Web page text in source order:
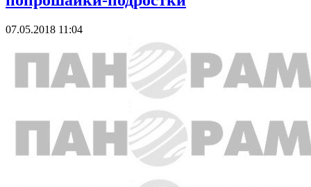
07.05.2018 11:04